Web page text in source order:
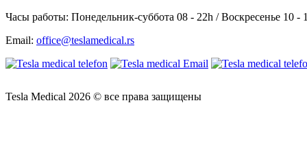
Часы работы: Понедельник-суббота 08 - 22h / Воскресенье 10 -
Email: office@teslamedical.rs
Tesla Medical 2026 © все права защищены